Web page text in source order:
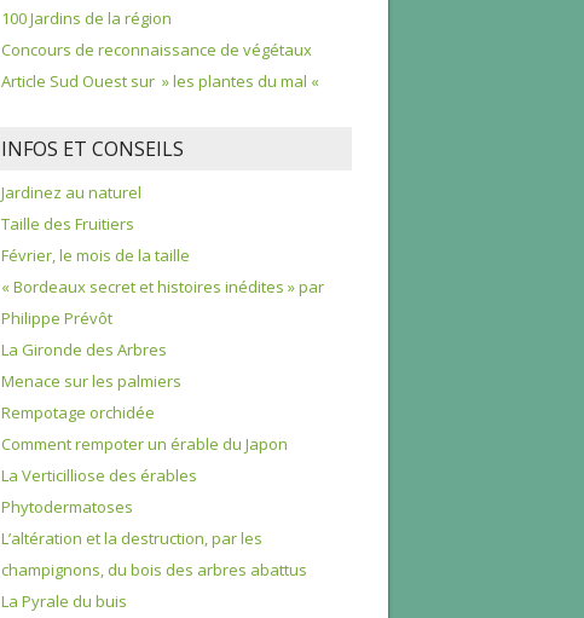
100 Jardins de la région
Concours de reconnaissance de végétaux
Article Sud Ouest sur » les plantes du mal «
INFOS ET CONSEILS
Jardinez au naturel
Taille des Fruitiers
Février, le mois de la taille
« Bordeaux secret et histoires inédites » par
Philippe Prévôt
La Gironde des Arbres
Menace sur les palmiers
Rempotage orchidée
Comment rempoter un érable du Japon
La Verticilliose des érables
Phytodermatoses
L’altération et la destruction, par les
champignons, du bois des arbres abattus
La Pyrale du buis